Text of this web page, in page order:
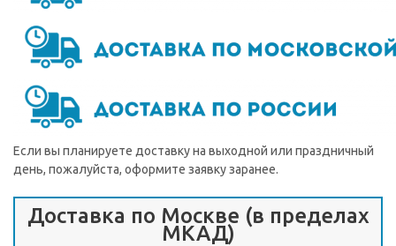
Если вы планируете доставку на выходной или праздничный
день, пожалуйста, оформите заявку заранее.
Доставка по Москве (в пределах
МКАД)